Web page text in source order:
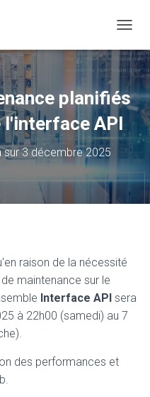
planifiés
l'interface API
sur3 décembre 2025
raison de la nécessité
maintenance sur le
Interface API sera
à 22h00 (samedi) au 7
des performances et